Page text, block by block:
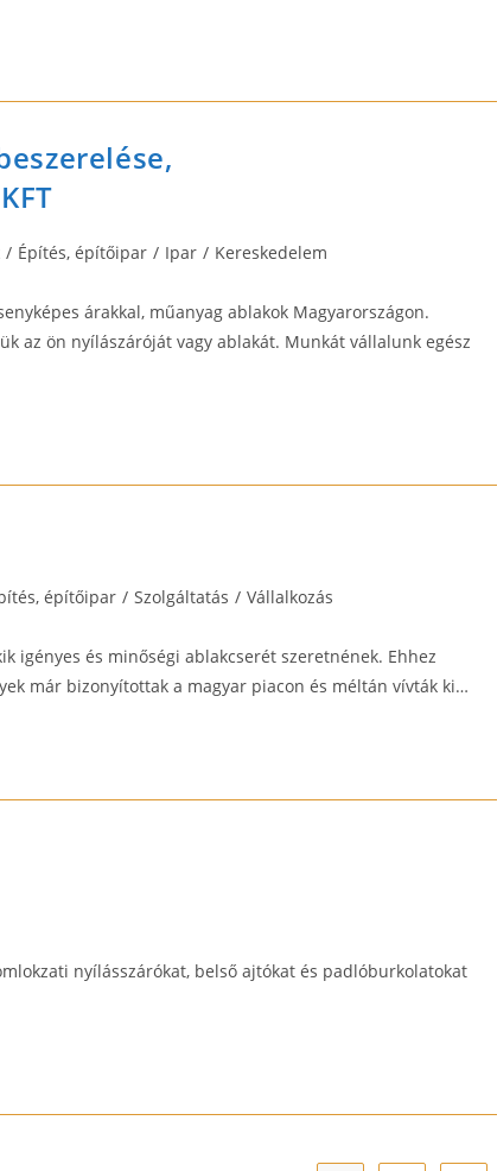
/ Építés, építőipar / Ipar / Kereskedelem
árakkal, műanyag ablakok Magyarországon.
az ön nyílászáróját vagy ablakát. Munkát vállalunk egész
építőipar / Szolgáltatás / Vállalkozás
igényes és minőségi ablakcserét szeretnének. Ehhez
már bizonyítottak a magyar piacon és méltán vívták ki…
nyílásszárókat, belső ajtókat és padlóburkolatokat